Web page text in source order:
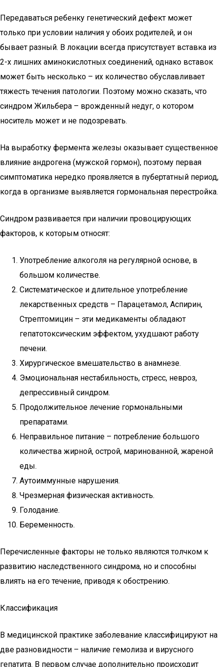
Передаваться ребенку генетический дефект может
только при условии наличия у обоих родителей, и он
бывает разный. В локации всегда присутствует вставка из
2-х лишних аминокислотных соединений, однако вставок
может быть несколько – их количество обуславливает
тяжесть течения патологии. Поэтому можно сказать, что
синдром Жильбера – врожденный недуг, о котором
носитель может и не подозревать.
На выработку фермента железы оказывает существенное
влияние андрогена (мужской гормон), поэтому первая
симптоматика нередко проявляется в пубертатный период,
когда в организме выявляется гормональная перестройка.
Синдром развивается при наличии провоцирующих
факторов, к которым относят:
Употребление алкоголя на регулярной основе, в
большом количестве.
Систематическое и длительное употребление
лекарственных средств – Парацетамол, Аспирин,
Стрептомицин – эти медикаменты обладают
гепатотоксическим эффектом, ухудшают работу
печени.
Хирургическое вмешательство в анамнезе.
Эмоциональная нестабильность, стресс, невроз,
депрессивный синдром.
Продолжительное лечение гормональными
препаратами.
Неправильное питание – потребление большого
количества жирной, острой, маринованной, жареной
еды.
Аутоиммунные нарушения.
Чрезмерная физическая активность.
Голодание.
Беременность.
Перечисленные факторы не только являются толчком к
развитию наследственного синдрома, но и способны
влиять на его течение, приводя к обострению.
Классификация
В медицинской практике заболевание классифицируют на
две разновидности – наличие гемолиза и вирусного
гепатита. В первом случае дополнительно происходит